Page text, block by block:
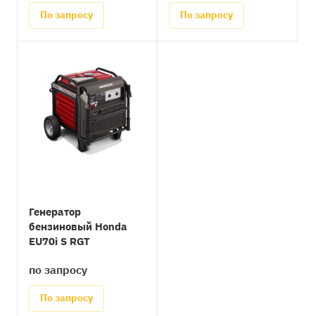
По запросу По запросу
Генератор
бензиновый Honda
EU70i S RGT
по запросу
По запросу